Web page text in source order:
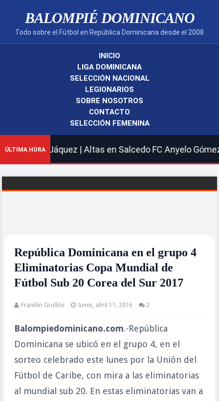
BALOMPIÉ DOMINICANO
Todo sobre el Fútbol en República Dominicana desde el 2008
INICIO
LIGA DOMINICANA
SELECCIÓN NACIONAL
LEGIONARIOS
SOBRE NOSOTROS
CONTACTO
SELECCIÓN FEMENINA
ÚLTIMA HORA
Jáquez | Altas en Salcedo FC Anyelo Gómez;
República Dominicana en el grupo 4
Eliminatorias Copa Mundial de
Fútbol Sub 20 Corea del Sur 2017
Franklin Grullón lunes, abril 11, 2016 2
Balompiedominicano.com.-República
Dominicana se ubicó en el grupo 4, en el
sorteo celebrado este lunes por la Unión del
Fútbol de Caribe, con mira a las eliminatorias
al mundial sub 20. En estas eliminatorias van a